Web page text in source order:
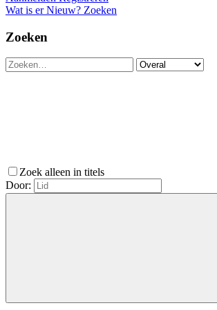
Wat is er Nieuw? Zoeken
Zoeken
Zoek alleen in titels
Door: